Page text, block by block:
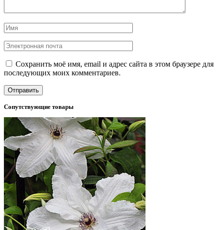
Сохранить моё имя, email и адрес сайта в этом браузере для
последующих моих комментариев.
Сопутствующие товары